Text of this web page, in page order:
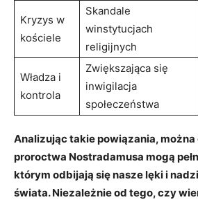
Kryzys w
kościele
Skandale​
winstytucjach
religijnych
Władza i
kontrola
Zwiększająca się⁤
inwigilacja
społeczeństwa
Analizując​ takie powiązania,
proroctwa Nostradamusa mogą
którym odbijają ​się nasze ⁤lęki⁤ i
świata. ‌Niezależnie od tego, czy